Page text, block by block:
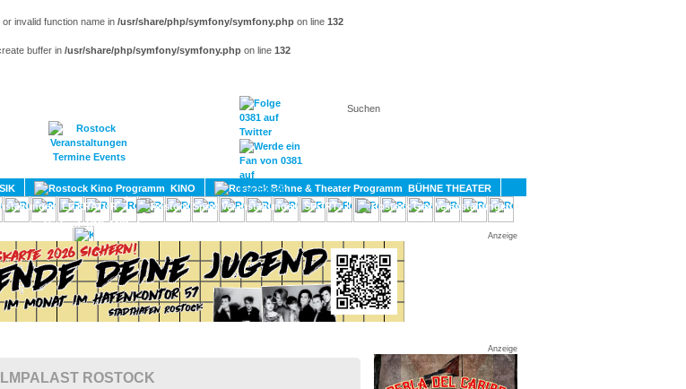
invalid function name in /usr/share/php/symfony/symfony.php on line 132
buffer in /usr/share/php/symfony/symfony.php on line 132
KONTAKT
KINO
BÜHNE THEATER
LITERATUR SPORT
GAY
UMLAND
Anzeige
Anzeige
ROSTOCK